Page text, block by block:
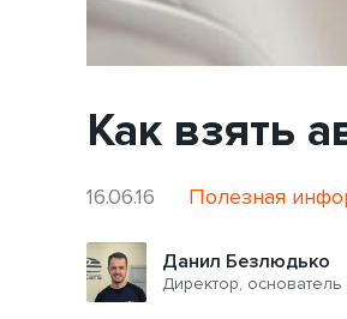
Как взять
16.06.16 Полезная
Данил Безлюдько
Директор,